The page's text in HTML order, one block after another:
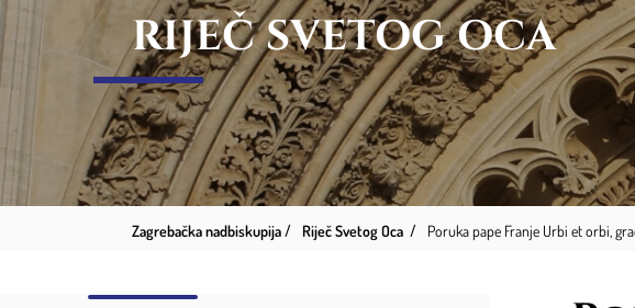
RIJEČ SVETOG OCA
Zagrebačka nadbiskupija Riječ Svetog Oca Poruka pape Franje Urbi et orbi,